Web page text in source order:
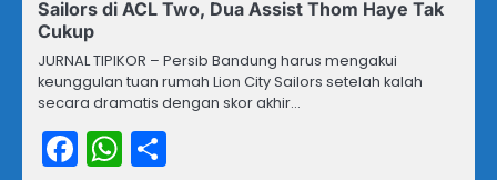
Sailors di ACL Two, Dua Assist Thom Haye Tak
Cukup
JURNAL TIPIKOR – Persib Bandung harus mengakui
keunggulan tuan rumah Lion City Sailors setelah kalah
secara dramatis dengan skor akhir…
Facebook
WhatsApp